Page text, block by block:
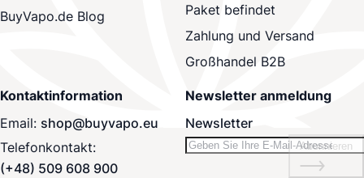
BuyVapo.de Blog
Paket befindet
Zahlung und Versand
Großhandel B2B
Kontaktinformation
Email: shop@buyvapo.eu
Telefonkontakt:
(+48) 509 608 900
Newsletter anmeldung
Newsletter
Abonnieren